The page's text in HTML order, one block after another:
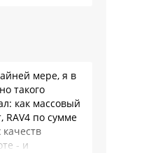
мере, я в
такого
как массовый
RAV4 по сумме
качеств
- и